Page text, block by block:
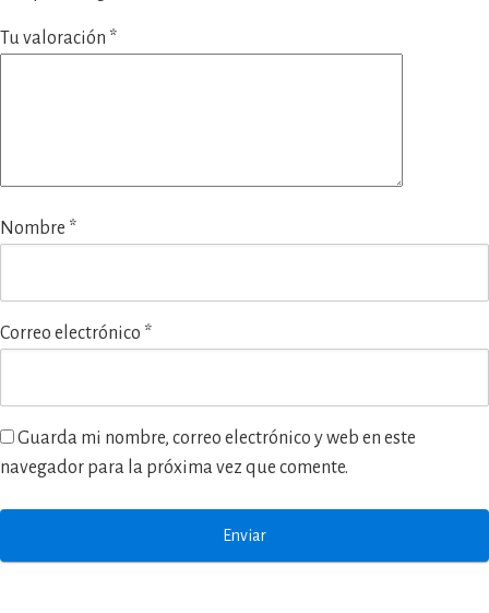
Tu valoración *
Nombre *
Correo electrónico *
Guarda mi nombre, correo electrónico y web en este
navegador para la próxima vez que comente.